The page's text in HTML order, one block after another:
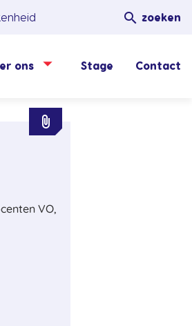
 zoeken
ons Stage Contact
attachment
VO,